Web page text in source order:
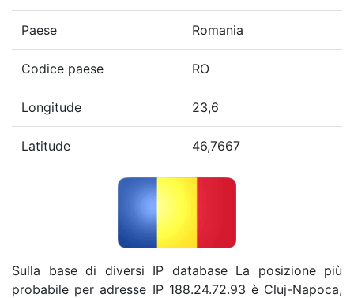
Paese Romania
Codice paese RO
Longitude 23,6
Latitude 46,7667
Sulla base di diversi IP database La posizione più
probabile per adresse IP 188.24.72.93 è Cluj-Napoca,